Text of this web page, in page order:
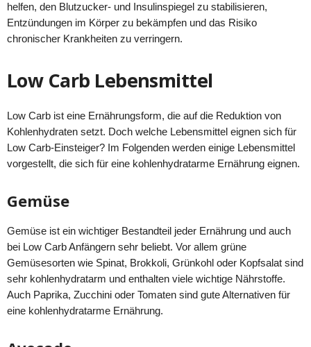
helfen, den Blutzucker- und Insulinspiegel zu stabilisieren,
Entzündungen im Körper zu bekämpfen und das Risiko
chronischer Krankheiten zu verringern.
Low Carb Lebensmittel
Low Carb ist eine Ernährungsform, die auf die Reduktion von
Kohlenhydraten setzt. Doch welche Lebensmittel eignen sich für
Low Carb-Einsteiger? Im Folgenden werden einige Lebensmittel
vorgestellt, die sich für eine kohlenhydratarme Ernährung eignen.
Gemüse
Gemüse ist ein wichtiger Bestandteil jeder Ernährung und auch
bei Low Carb Anfängern sehr beliebt. Vor allem grüne
Gemüsesorten wie Spinat, Brokkoli, Grünkohl oder Kopfsalat sind
sehr kohlenhydratarm und enthalten viele wichtige Nährstoffe.
Auch Paprika, Zucchini oder Tomaten sind gute Alternativen für
eine kohlenhydratarme Ernährung.